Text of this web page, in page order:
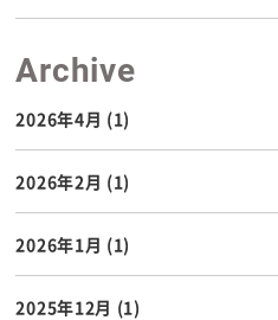
Archive
2026年4月 (1)
2026年2月 (1)
2026年1月 (1)
2025年12月 (1)